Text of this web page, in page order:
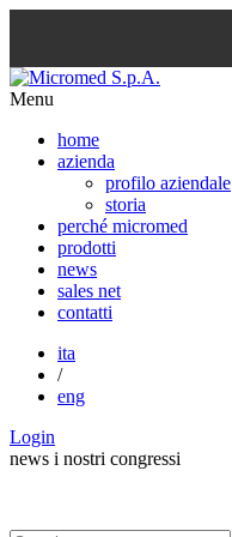
Menu
home
azienda
profilo aziendale
storia
perché micromed
prodotti
news
sales net
contatti
ita
/
eng
Login
news i nostri congressi